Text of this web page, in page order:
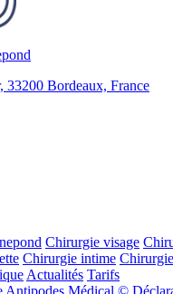
33200 Bordeaux, France
Chirurgie visage
Chirurgie intime
Actualités Tarifs